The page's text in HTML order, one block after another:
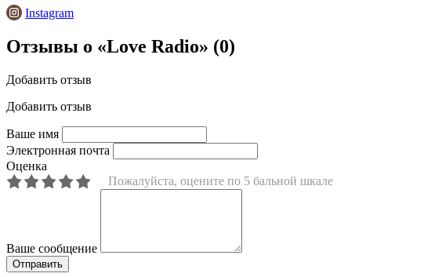
Instagram
Отзывы о «Love Radio» (0)
Добавить отзыв
Добавить отзыв
Ваше имя
Электронная почта
Оценка
Пожалуйста, оцените по 5 бальной шкале
Ваше сообщение